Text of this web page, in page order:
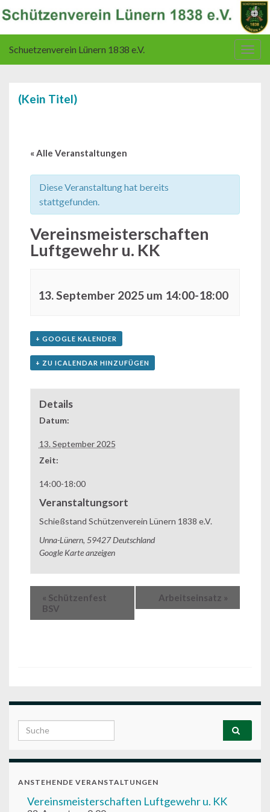
Schuetzenverein Lünern 1838 e.V.
(Kein Titel)
« Alle Veranstaltungen
Diese Veranstaltung hat bereits
stattgefunden.
Vereinsmeisterschaften
Luftgewehr u. KK
13. September 2025 um 14:00-18:00
+ GOOGLE KALENDER
+ ZU ICALENDAR HINZUFÜGEN
Details
Datum:
13. September 2025
Zeit:
14:00-18:00
Veranstaltungsort
Schießstand Schützenverein Lünern 1838 e.V.
Unna-Lünern, 59427Deutschland
Google Karte anzeigen
« Schützenfest
BSV
Arbeitseinsatz »
Search for:
ANSTEHENDE VERANSTALTUNGEN
Vereinsmeisterschaften Luftgewehr u. KK